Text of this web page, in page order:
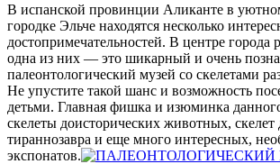
В испанской провинции Аликанте в
городке Эльче находятся несколько
достопримечательностей. В центре города
одна из них — это шикарный и очень
палеонтологический музей со скелетами
Не упустите такой шанс и возможность
детьми. Главная фишка и изюминка
скелеты доисторических животных,
тираннозавра и еще много интересных,
экспонатов.